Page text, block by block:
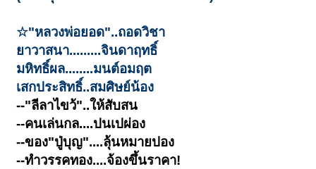
☆"หลวงพ่อยอด"..ถอดวิชา
ยาวาสนา.........จินดาฤทธิ์
มหิทธิ์ผล........มนต์อมฤต
เสกประสิทธิ์..สมศิษย์น้อง
--"ลีลาไขว้"..ให้สับสน
--คนเล่นกล....ปนเปผ่อง
--ของ"ปู่บุญ"....ลุ้นหมายปอง
--ทำวรรคทอง....จ้องขึ้นราคา!